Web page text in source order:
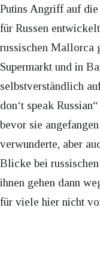
Putins Angriff auf
für Russen
russischen Mallorca
Supermarkt und in
selbstverständlich
don‘t speak
bevor sie
verwunderte, aber
Blicke bei
ihnen gehen dann
für viele hier nicht